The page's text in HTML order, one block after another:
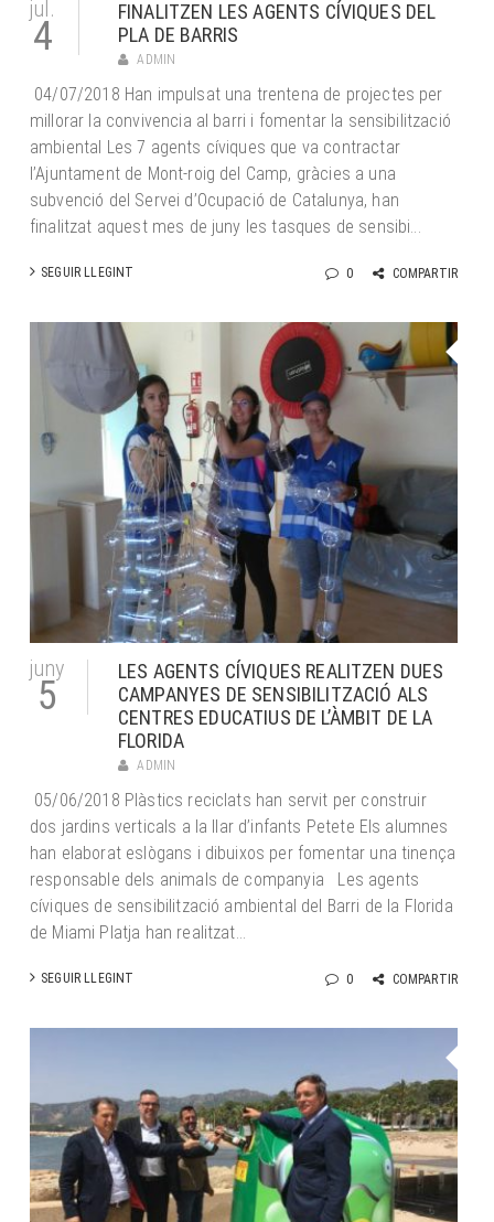
jul.
4
FINALITZEN LES AGENTS CÍVIQUES DEL
PLA DE BARRIS
ADMIN
04/07/2018 Han impulsat una trentena de projectes per
millorar la convivencia al barri i fomentar la sensibilització
ambiental Les 7 agents cíviques que va contractar
l’Ajuntament de Mont-roig del Camp, gràcies a una
subvenció del Servei d’Ocupació de Catalunya, han
finalitzat aquest mes de juny les tasques de sensibi...
SEGUIR LLEGINT 0 COMPARTIR
juny
5
LES AGENTS CÍVIQUES REALITZEN DUES
CAMPANYES DE SENSIBILITZACIÓ ALS
CENTRES EDUCATIUS DE L’ÀMBIT DE LA
FLORIDA
ADMIN
05/06/2018 Plàstics reciclats han servit per construir
dos jardins verticals a la llar d’infants Petete Els alumnes
han elaborat eslògans i dibuixos per fomentar una tinença
responsable dels animals de companyia Les agents
cíviques de sensibilització ambiental del Barri de la Florida
de Miami Platja han realitzat...
SEGUIR LLEGINT 0 COMPARTIR